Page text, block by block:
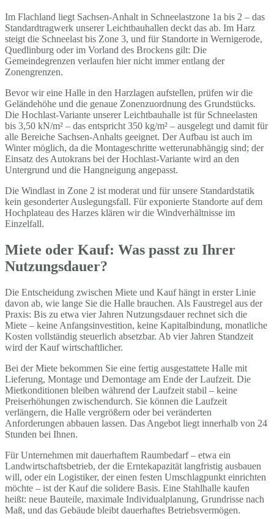
Im Flachland liegt Sachsen-Anhalt in Schneelastzone 1a bis 2 – das
Standardtragwerk unserer Leichtbauhallen deckt das ab. Im Harz
steigt die Schneelast bis Zone 3, und für Standorte in Wernigerode,
Quedlinburg oder im Vorland des Brockens gilt: Die
Gemeindegrenzen verlaufen hier nicht immer entlang der
Zonengrenzen.
Bevor wir eine Halle in den Harzlagen aufstellen, prüfen wir die
Geländehöhe und die genaue Zonenzuordnung des Grundstücks.
Die Hochlast-Variante unserer Leichtbauhalle ist für Schneelasten
bis 3,50 kN/m² – das entspricht 350 kg/m² – ausgelegt und damit für
alle Bereiche Sachsen-Anhalts geeignet. Der Aufbau ist auch im
Winter möglich, da die Montageschritte wetterunabhängig sind; der
Einsatz des Autokrans bei der Hochlast-Variante wird an den
Untergrund und die Hangneigung angepasst.
Die Windlast in Zone 2 ist moderat und für unsere Standardstatik
kein gesonderter Auslegungsfall. Für exponierte Standorte auf dem
Hochplateau des Harzes klären wir die Windverhältnisse im
Einzelfall.
Miete oder Kauf: Was passt zu Ihrer
Nutzungsdauer?
Die Entscheidung zwischen Miete und Kauf hängt in erster Linie
davon ab, wie lange Sie die Halle brauchen. Als Faustregel aus der
Praxis: Bis zu etwa vier Jahren Nutzungsdauer rechnet sich die
Miete – keine Anfangsinvestition, keine Kapitalbindung, monatliche
Kosten vollständig steuerlich absetzbar. Ab vier Jahren Standzeit
wird der Kauf wirtschaftlicher.
Bei der Miete bekommen Sie eine fertig ausgestattete Halle mit
Lieferung, Montage und Demontage am Ende der Laufzeit. Die
Mietkonditionen bleiben während der Laufzeit stabil – keine
Preiserhöhungen zwischendurch. Sie können die Laufzeit
verlängern, die Halle vergrößern oder bei veränderten
Anforderungen abbauen lassen. Das Angebot liegt innerhalb von 24
Stunden bei Ihnen.
Für Unternehmen mit dauerhaftem Raumbedarf – etwa ein
Landwirtschaftsbetrieb, der die Erntekapazität langfristig ausbauen
will, oder ein Logistiker, der einen festen Umschlagpunkt einrichten
möchte – ist der Kauf die solidere Basis. Eine Stahlhalle kaufen
heißt: neue Bauteile, maximale Individualplanung, Grundrisse nach
Maß, und das Gebäude bleibt dauerhaftes Betriebsvermögen.